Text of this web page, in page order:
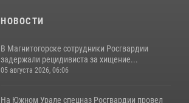
НОВОСТИ
В Магнитогорске сотрудники Росгвардии
задержали рецидивиста за хищение...
05 августа 2026, 06:06
На Южном Урале спецназ Росгвардии провел